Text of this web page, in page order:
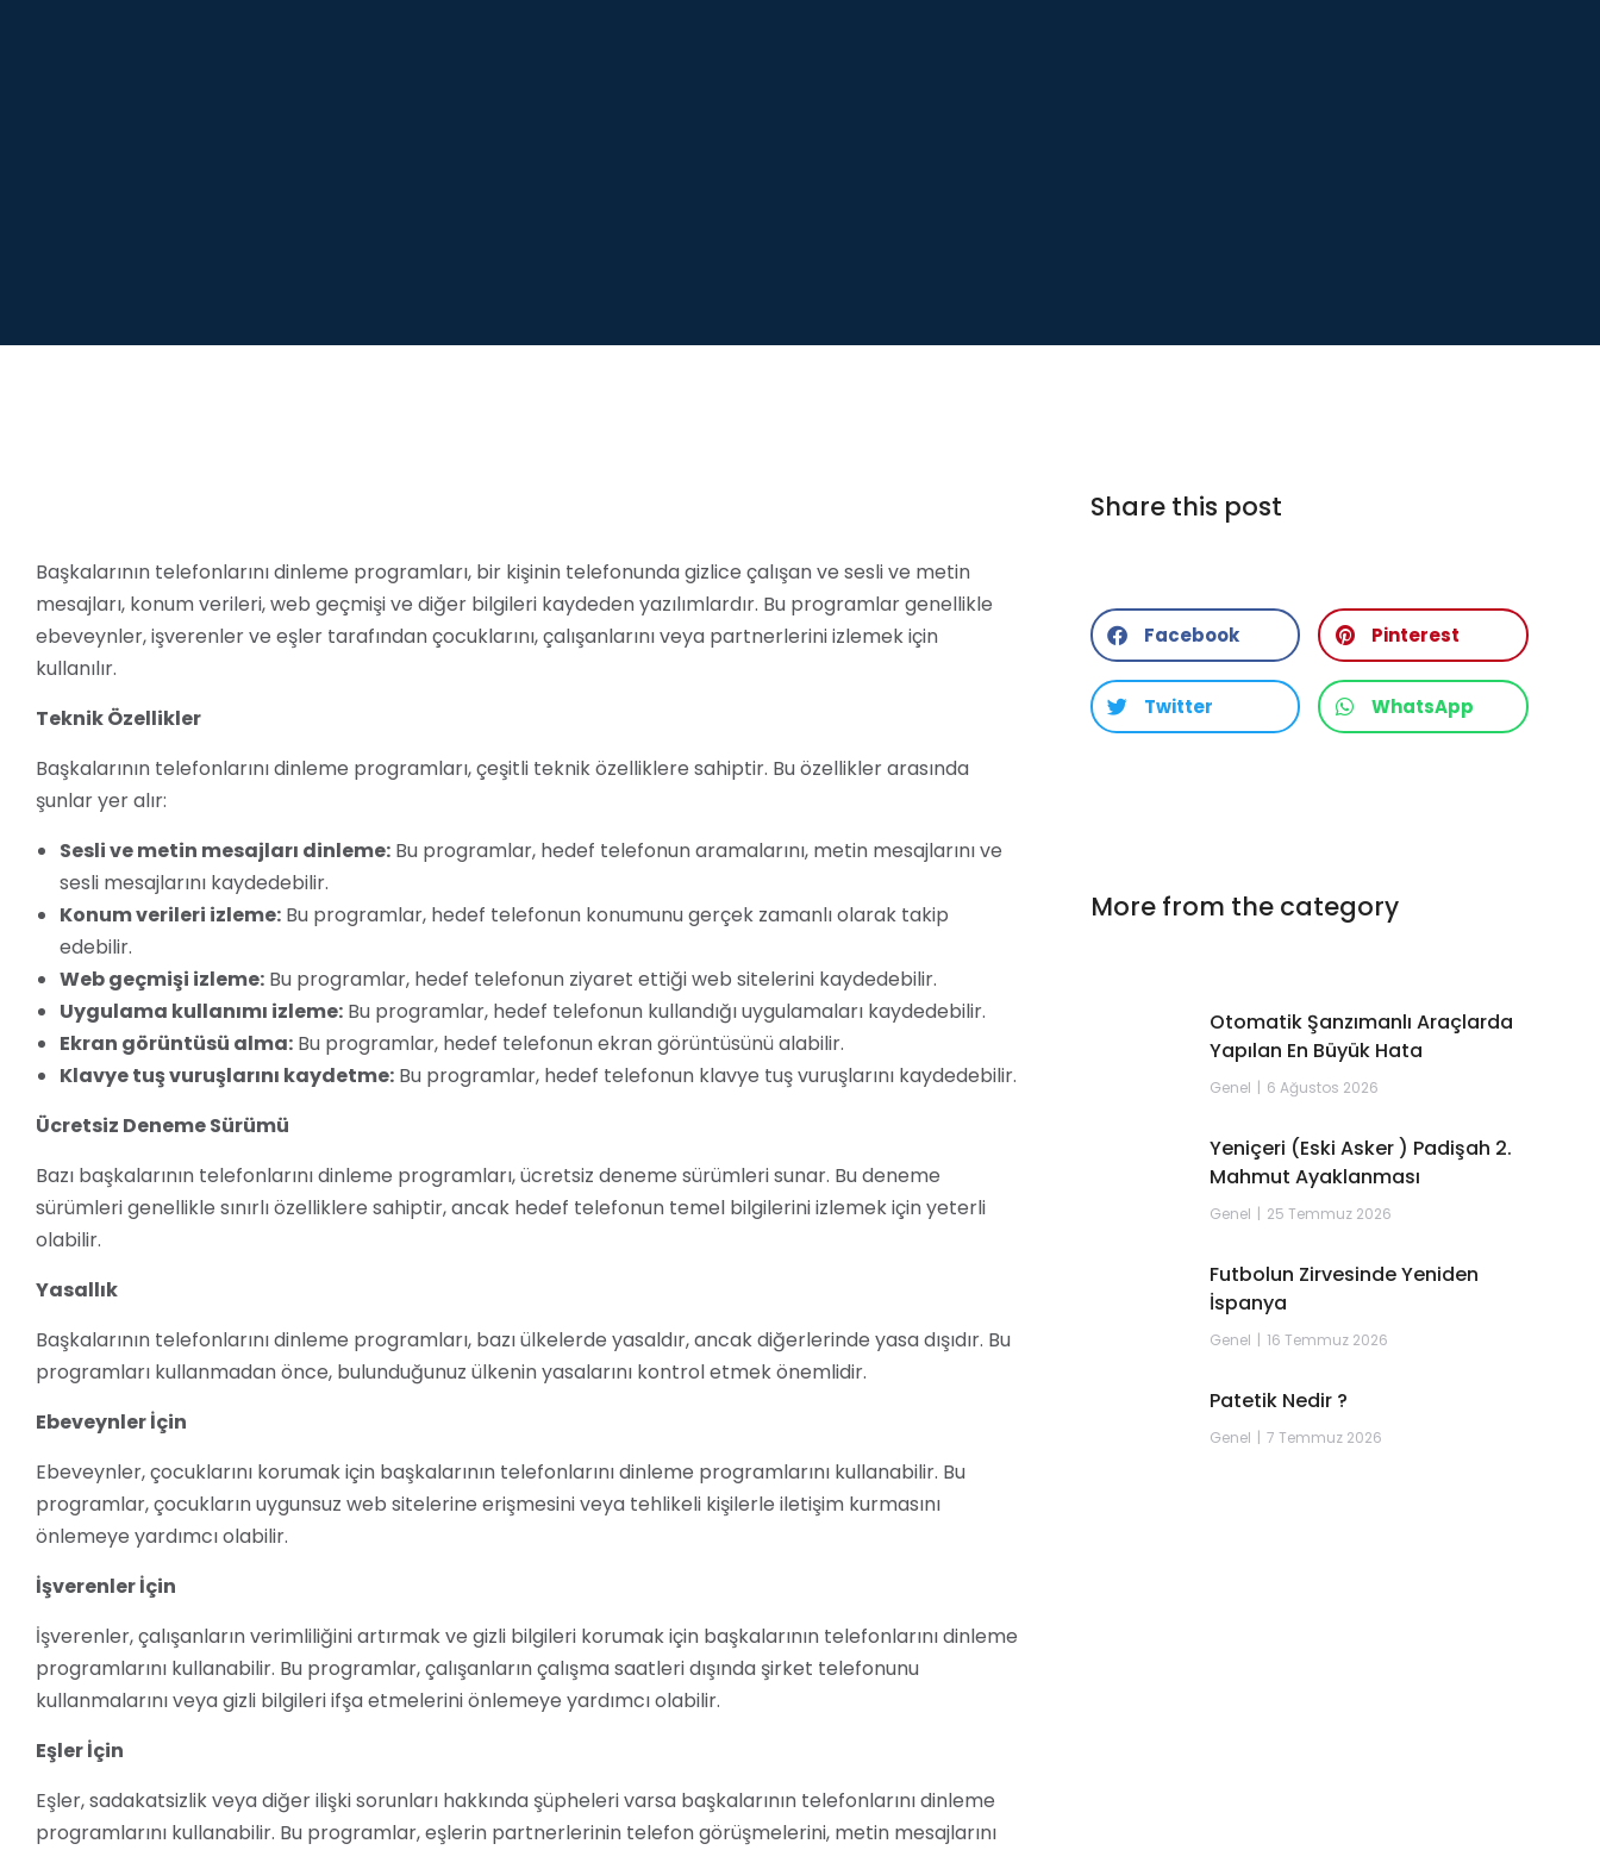
Başkalarının telefonlarını dinleme programları, bir kişinin telefonunda gizlice çalışan ve sesli ve metin
mesajları, konum verileri, web geçmişi ve diğer bilgileri kaydeden yazılımlardır. Bu programlar genellikle
ebeveynler, işverenler ve eşler tarafından çocuklarını, çalışanlarını veya partnerlerini izlemek için
kullanılır.
Teknik Özellikler
Başkalarının telefonlarını dinleme programları, çeşitli teknik özelliklere sahiptir. Bu özellikler arasında
şunlar yer alır:
Sesli ve metin mesajları dinleme: Bu programlar, hedef telefonun aramalarını, metin mesajlarını ve
sesli mesajlarını kaydedebilir.
Konum verileri izleme: Bu programlar, hedef telefonun konumunu gerçek zamanlı olarak takip
edebilir.
Web geçmişi izleme: Bu programlar, hedef telefonun ziyaret ettiği web sitelerini kaydedebilir.
Uygulama kullanımı izleme: Bu programlar, hedef telefonun kullandığı uygulamaları kaydedebilir.
Ekran görüntüsü alma: Bu programlar, hedef telefonun ekran görüntüsünü alabilir.
Klavye tuş vuruşlarını kaydetme: Bu programlar, hedef telefonun klavye tuş vuruşlarını kaydedebilir.
Ücretsiz Deneme Sürümü
Bazı başkalarının telefonlarını dinleme programları, ücretsiz deneme sürümleri sunar. Bu deneme
sürümleri genellikle sınırlı özelliklere sahiptir, ancak hedef telefonun temel bilgilerini izlemek için yeterli
olabilir.
Yasallık
Başkalarının telefonlarını dinleme programları, bazı ülkelerde yasaldır, ancak diğerlerinde yasa dışıdır. Bu
programları kullanmadan önce, bulunduğunuz ülkenin yasalarını kontrol etmek önemlidir.
Ebeveynler İçin
Ebeveynler, çocuklarını korumak için başkalarının telefonlarını dinleme programlarını kullanabilir. Bu
programlar, çocukların uygunsuz web sitelerine erişmesini veya tehlikeli kişilerle iletişim kurmasını
önlemeye yardımcı olabilir.
İşverenler İçin
İşverenler, çalışanların verimliliğini artırmak ve gizli bilgileri korumak için başkalarının telefonlarını dinleme
programlarını kullanabilir. Bu programlar, çalışanların çalışma saatleri dışında şirket telefonunu
kullanmalarını veya gizli bilgileri ifşa etmelerini önlemeye yardımcı olabilir.
Eşler İçin
Eşler, sadakatsizlik veya diğer ilişki sorunları hakkında şüpheleri varsa başkalarının telefonlarını dinleme
programlarını kullanabilir. Bu programlar, eşlerin partnerlerinin telefon görüşmelerini, metin mesajlarını
Share this post
Facebook Pinterest
Twitter WhatsApp
More from the category
Otomatik Şanzımanlı Araçlarda
Yapılan En Büyük Hata
Genel 6 Ağustos 2026
Yeniçeri (Eski Asker ) Padişah 2.
Mahmut Ayaklanması
Genel 25 Temmuz 2026
Futbolun Zirvesinde Yeniden
İspanya
Genel 16 Temmuz 2026
Patetik Nedir ?
Genel 7 Temmuz 2026